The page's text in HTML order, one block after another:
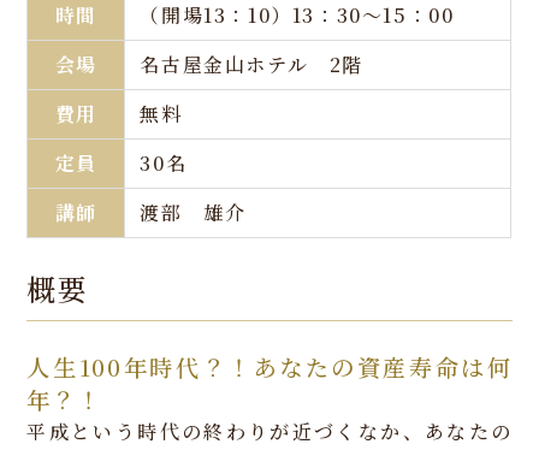
時間
（開場13：10）13：30～15：00
会場
名古屋金山ホテル 2階
費用
無料
定員
30名
講師
渡部 雄介
概要
人生100年時代？！あなたの資産寿命は何
年？！
平成という時代の終わりが近づくなか、あなたの